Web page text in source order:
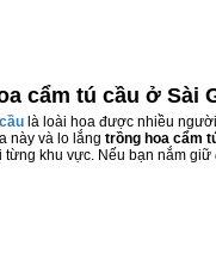
cẩm tú cầu ở Sài
là loài hoa được nhiều
này và lo lắng trồng hoa cẩm
từng khu vực. Nếu bạn nắm